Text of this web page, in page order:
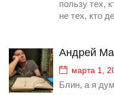
пользу тех,
не тех, кто
Андрей
марта 1,
Блин, а я